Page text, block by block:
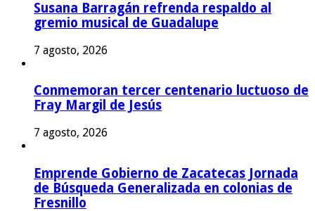
Susana Barragán refrenda respaldo al
gremio musical de Guadalupe
7 agosto, 2026
Conmemoran tercer centenario luctuoso de
Fray Margil de Jesús
7 agosto, 2026
Emprende Gobierno de Zacatecas Jornada
de Búsqueda Generalizada en colonias de
Fresnillo